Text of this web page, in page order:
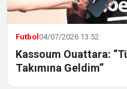
Futbol04/07/2026 13:52
Kassoum Ouattara:
Takımına Geldim”